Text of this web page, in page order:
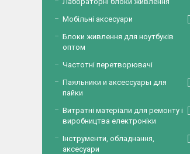
Мобільні аксесуари
Блоки живлення для ноутбуків
оптом
Частотні перетворювачі
Паяльники и аксессуары для
пайки
Витратні матеріали для ремонту і
виробництва електроніки
Інструменти, обладнання,
аксесуари